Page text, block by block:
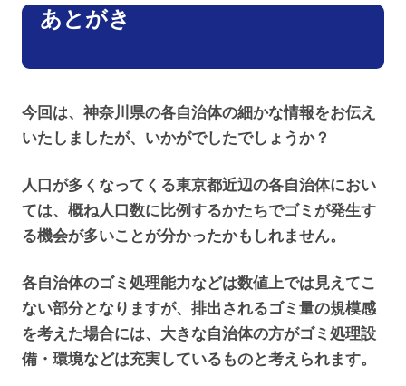
あとがき
今回は、神奈川県の各自治体の細かな情報をお伝え
いたしましたが、いかがでしたでしょうか？
人口が多くなってくる東京都近辺の各自治体におい
ては、概ね人口数に比例するかたちでゴミが発生す
る機会が多いことが分かったかもしれません。
各自治体のゴミ処理能力などは数値上では見えてこ
ない部分となりますが、排出されるゴミ量の規模感
を考えた場合には、大きな自治体の方がゴミ処理設
備・環境などは充実しているものと考えられます。